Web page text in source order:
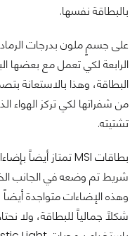
بالبطاقة نفسها.
الرابعة لكي تعمل مع بعضها
البطاقة، وهذا بالاستعانة
من شفراتها لكي تركز الهواء
تشتيته.
شريط تم وضعه في الجانب
وهذه الإضاءات متواجدة
شكلاً جمالياً للبطاقة، ولا